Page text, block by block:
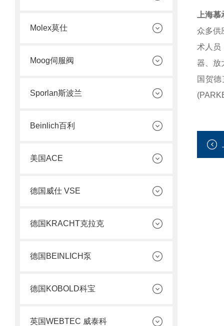
Molex莫仕
Moog伺服阀
Sporlan斯波兰
Beinlich百利
美国ACE
德国威仕 VSE
德国KRACHT克拉克
德国BEINLICH泵
德国KOBOLD科宝
英国WEBTEC 威泰科
上海
众多供
术人员
器、放
国贺德